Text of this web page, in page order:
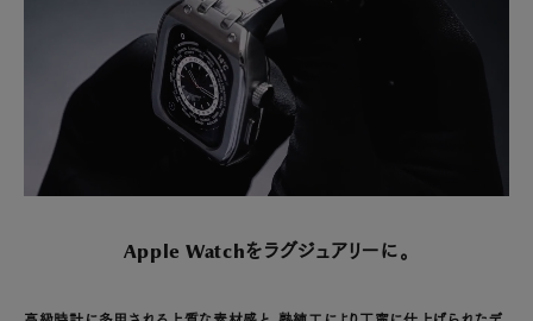
Apple Watchをラグジュアリーに。